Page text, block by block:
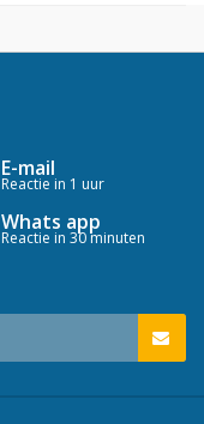
E-mail
Reactie in 1 uur
Whats app
Reactie in 30 minuten